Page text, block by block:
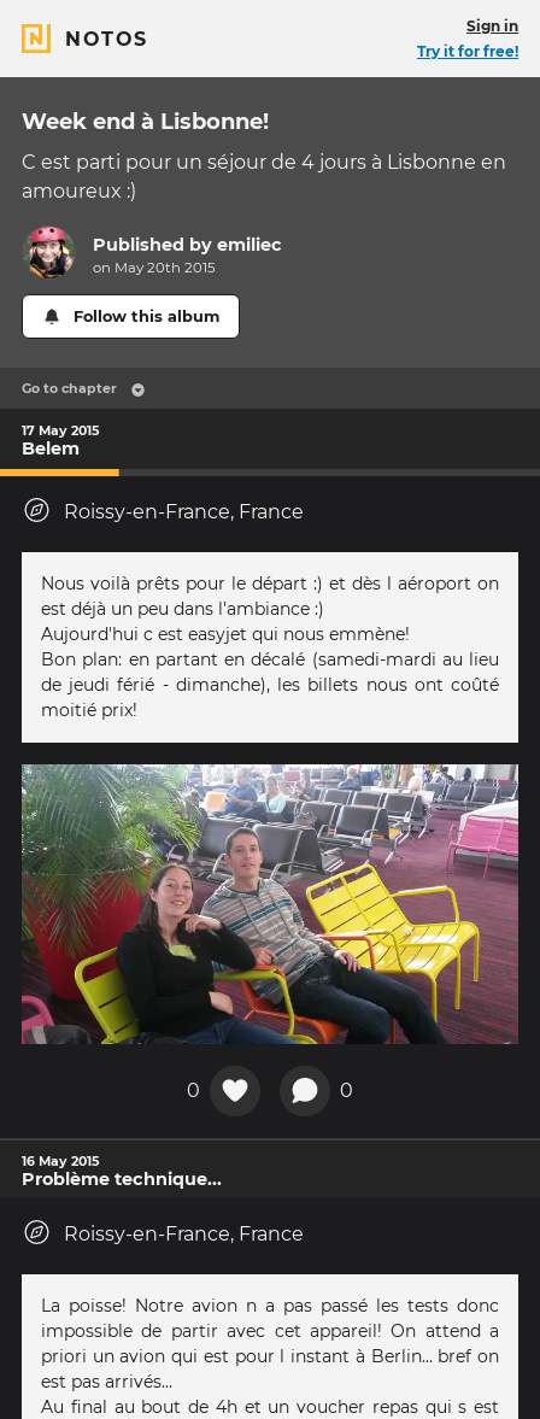
NOTOS
Sign in
Try it for free!
Week end à Lisbonne!
C est parti pour un séjour de 4 jours à Lisbonne en
amoureux :)
Published byemiliec
on May 20th 2015
Follow this album
Go to chapter
17 May 2015
Belem
Roissy-en-France, France
Nous voilà prêts pour le départ :) et dès l aéroport on
est déjà un peu dans l'ambiance :)
Aujourd'hui c est easyjet qui nous emmène!
Bon plan: en partant en décalé (samedi-mardi au lieu
de jeudi férié - dimanche), les billets nous ont coûté
moitié prix!
0 0
16 May 2015
Problème technique...
Roissy-en-France, France
La poisse! Notre avion n a pas passé les tests donc
impossible de partir avec cet appareil! On attend a
priori un avion qui est pour l instant à Berlin... bref on
est pas arrivés...
Au final au bout de 4h et un voucher repas qui s est